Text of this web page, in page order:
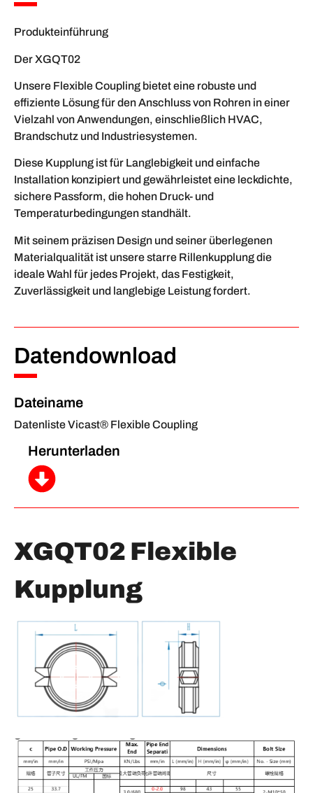
Produkteinführung
Der XGQT02
Unsere Flexible Coupling bietet eine robuste und
effiziente Lösung für den Anschluss von Rohren in einer
Vielzahl von Anwendungen, einschließlich HVAC,
Brandschutz und Industriesystemen.
Diese Kupplung ist für Langlebigkeit und einfache
Installation konzipiert und gewährleistet eine leckdichte,
sichere Passform, die hohen Druck- und
Temperaturbedingungen standhält.
Mit seinem präzisen Design und seiner überlegenen
Materialqualität ist unsere starre Rillenkupplung die
ideale Wahl für jedes Projekt, das Festigkeit,
Zuverlässigkeit und langlebige Leistung fordert.
Datendownload
Dateiname
Datenliste Vicast® Flexible Coupling
Herunterladen
XGQT02 Flexible
Kupplung